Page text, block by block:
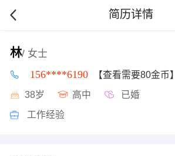
简历详情
林/ 女士
156****6190 【查看需要80金币】
38岁 高中 已婚
工作经验